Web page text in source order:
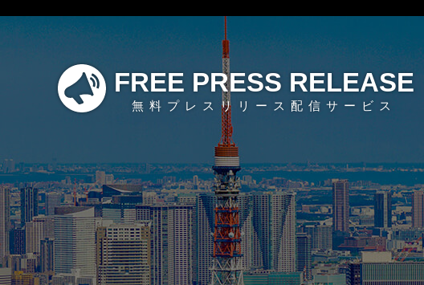
FREE PRESS RELEASE
無料プレスリリース配信サービス